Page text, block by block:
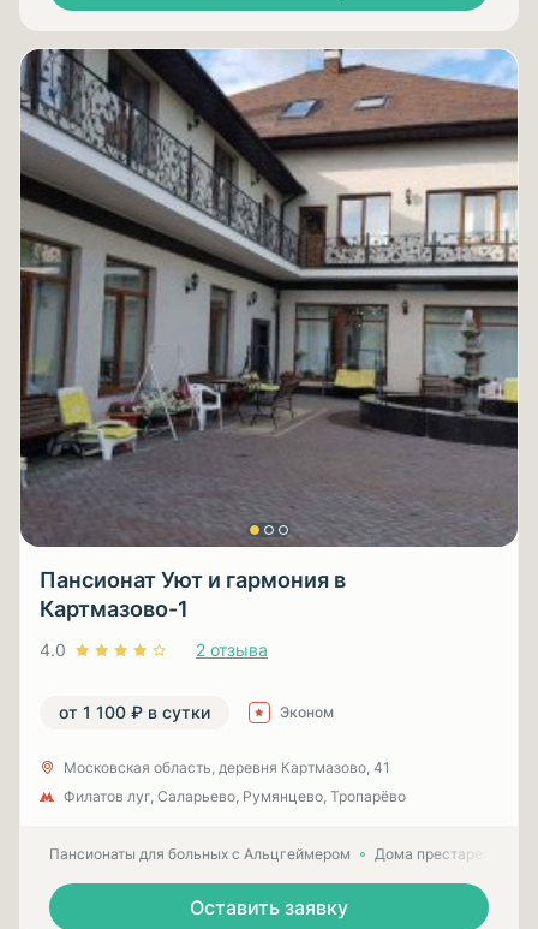
Пансионат Уют и гармония в
Картмазово-1
4.0 2 отзыва
от 1 100 ₽ в сутки Эконом
Московская область, деревня Картмазово, 41
Филатов луг, Саларьево, Румянцево, Тропарёво
Пансионаты для больных с Альцгеймером Дома престарелых
Оставить заявку